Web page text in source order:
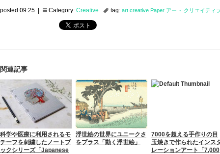
posted 09:25 | Category: Creative tag: art creative Paper アート クリエイティ
関連記事
科学や医療に利用されるモ
チーフを刺繍したノートブ
ックシリーズ「Japanese
浮世絵の世界にユニークさ
をプラス「動く浮世絵」
7000を超える手作りの目
玉焼きで作られたインス
レーションアート「7,000